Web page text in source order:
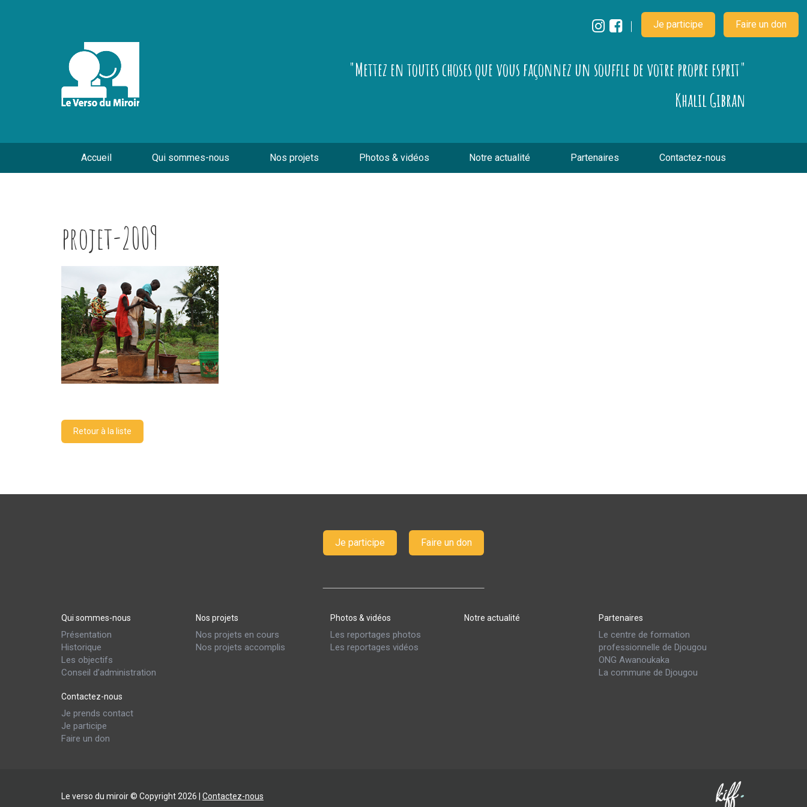
"Mettez en toutes choses que vous façonnez un souffle de votre propre esprit"
Khalil Gibran
Accueil Qui sommes-nous Nos projets Photos & vidéos Notre actualité Partenaires Contactez-nous
Je participe Faire un don
projet-2009
Retour à la liste
Je participe Faire un don
Qui sommes-nous
Présentation
Historique
Les objectifs
Conseil d’administration
Nos projets
Nos projets en cours
Nos projets accomplis
Photos & vidéos
Les reportages photos
Les reportages vidéos
Notre actualité Partenaires
Le centre de formation
professionnelle de Djougou
ONG Awanoukaka
La commune de Djougou
Contactez-nous
Je prends contact
Je participe
Faire un don
Le verso du miroir © Copyright 2026 | Contactez-nous